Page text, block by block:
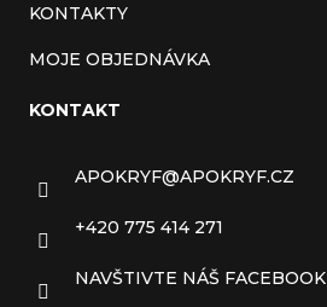
KONTAKTY
MOJE OBJEDNÁVKA
KONTAKT
APOKRYF@APOKRYF.CZ
+420 775 414 271
NAVŠTIVTE NÁŠ FACEBOOK